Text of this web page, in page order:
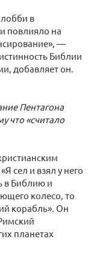
в
повлияло на
—
Библии
добавляет он.
Пентагона
что «считало
сел и взял у него
в Библию и
колесо, то
корабль». Он
планетах